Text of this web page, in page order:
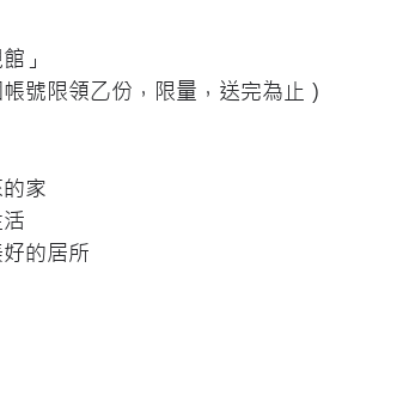
」
號限領乙份，限量，送完為止）
家
的居所